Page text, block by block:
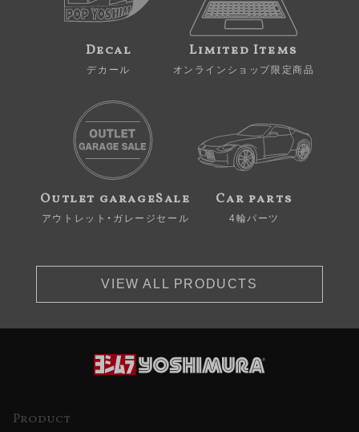
Decal
デカール
Limited Items
オンラインショップ限定商品
Outlet garageSale
アウトレット・ガレージセール
Car parts
4輪パーツ
VIEW ALL PRODUCTS
Product